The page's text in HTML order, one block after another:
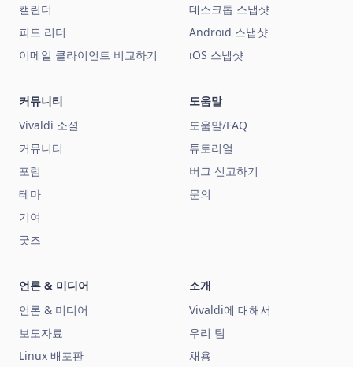
캘린더
피드 리더
이메일 클라이언트 비교하기
데스크톱 스냅샷
Android 스냅샷
iOS 스냅샷
커뮤니티
Vivaldi 소셜
커뮤니티
포럼
테마
기여
굿즈
도움말
도움말/FAQ
튜토리얼
버그 신고하기
문의
언론 & 미디어
언론 & 미디어
보도자료
Linux 배포판
소개
Vivaldi에 대해서
우리 팀
채용